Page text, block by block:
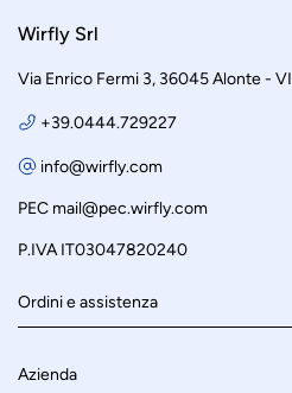
Wirfly Srl
Via Enrico Fermi 3, 36045 Alonte - VI
+39.0444.729227
info@wirfly.com
PEC mail@pec.wirfly.com
P.IVA IT03047820240
Ordini e assistenza
Azienda